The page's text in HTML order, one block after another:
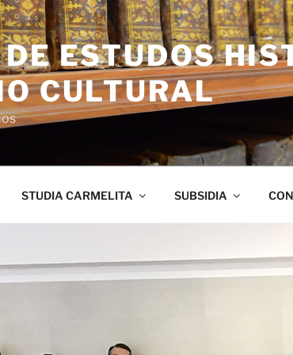
ESTUDOS
CULTURAL
STUDIA CARMELITA SUBSIDIA